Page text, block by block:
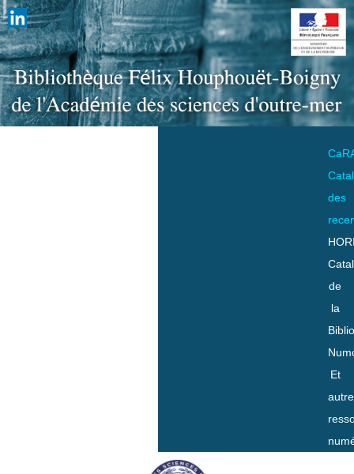
des
de
la
Et